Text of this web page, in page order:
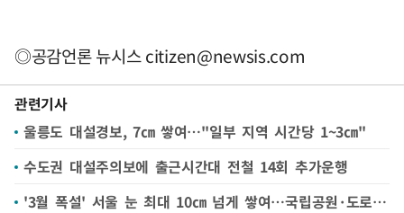
◎공감언론 뉴시스citizen@newsis.com
관련기사
울릉도 대설경보, 7㎝ 쌓여…"일부 지역 시간당 1~3㎝"
수도권 대설주의보에 출근시간대 전철 14회 추가운행
'3월 폭설' 서울 눈 최대 10㎝ 넘게 쌓여…국립공원·도로 곳곳 통제